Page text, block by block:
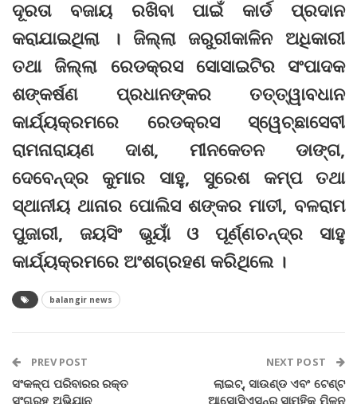
ଦୂରତା ବଜାୟ ରଖିବା ପାଇଁ କାର୍ଡ ପ୍ରଦାନ
କରାଯାଇଥିଲା । ଜିଲ୍ଲା ଜରୁରୀକାଳିନ ଅଧିକାରୀ
ତଥା ଜିଲ୍ଲା ରେଡକ୍ରସ ସୋସାଇଟିର ସଂପାଦକ
ଶଙ୍କର୍ଷଣ ପ୍ରଧାନଙ୍କର ତତ୍ତ୍ୱାବଧାନ
କାର୍ଯ୍ୟକ୍ରମରେ ରେଡକ୍ରସ ସ୍ୱେଚ୍ଛାସେବୀ
ରାମନାରାୟଣ ଦାଶ, ମୀନକେତନ ଡାଙ୍ଗ,
ଦେବେନ୍ଦ୍ର କୁମାର ସାହୁ, ସୁରେଶ କମ୍ପ ତଥା
ସ୍ଥାନୀୟ ଥାନାର ପୋଲିସ ଶଙ୍କର ମାତୀ, ବଳରାମ
ପୁଜାରୀ, ଜୟସିଂ ଭୁୟାଁ ଓ ପୂର୍ଣ୍ଣଚନ୍ଦ୍ର ସାହୁ
କାର୍ଯ୍ୟକ୍ରମରେ ଅଂଶଗ୍ରହଣ କରିଥିଲେ ।
balangir news
PREV POST
ସଂକଳ୍ପ ପରିବାରର ରକ୍ତ
ସଂଗ୍ରହ ଅଭିଯାନ
NEXT POST
ଲାଇଟ୍, ସାଉଣ୍ଡ ଏବଂ ଟେଣ୍ଟ
ଆସୋସିଏସନ୍‌ର ସାମୁହିକ ମିଳନ